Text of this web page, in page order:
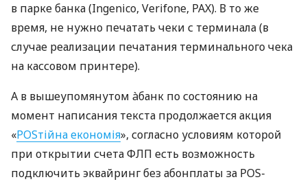
в парке банка (Ingenico, Verifone, PAX). В то же
время, не нужно печатать чеки с терминала (в
случае реализации печатания терминального чека
на кассовом принтере).
А в вышеупомянутом àбанк по состоянию на
момент написания текста продолжается акция
«POSтійна економія», согласно условиям которой
при открытии счета ФЛП есть возможность
подключить эквайринг без абонплаты за POS-